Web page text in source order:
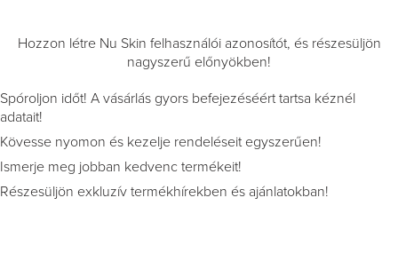
Hozzon létre Nu Skin felhasználói azonosítót, és részesüljön
nagyszerű előnyökben!
Spóroljon időt! A vásárlás gyors befejezéséért tartsa kéznél
adatait!
Kövesse nyomon és kezelje rendeléseit egyszerűen!
Ismerje meg jobban kedvenc termékeit!
Részesüljön exkluzív termékhírekben és ajánlatokban!